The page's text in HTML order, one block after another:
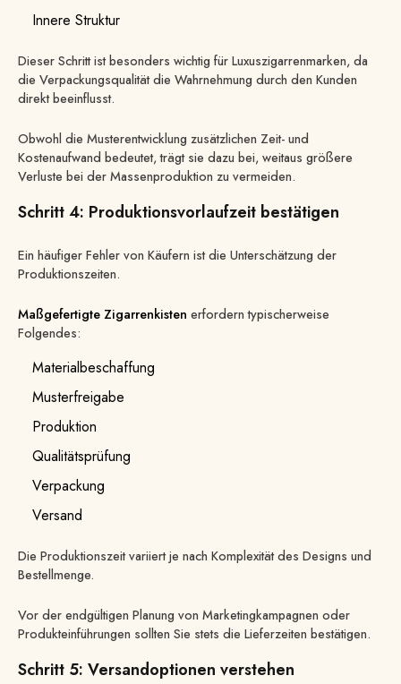
Innere Struktur
Dieser Schritt ist besonders wichtig für Luxuszigarrenmarken, da
die Verpackungsqualität die Wahrnehmung durch den Kunden
direkt beeinflusst.
Obwohl die Musterentwicklung zusätzlichen Zeit- und
Kostenaufwand bedeutet, trägt sie dazu bei, weitaus größere
Verluste bei der Massenproduktion zu vermeiden.
Schritt 4: Produktionsvorlaufzeit bestätigen
Ein häufiger Fehler von Käufern ist die Unterschätzung der
Produktionszeiten.
Maßgefertigte Zigarrenkisten erfordern typischerweise
Folgendes:
Materialbeschaffung
Musterfreigabe
Produktion
Qualitätsprüfung
Verpackung
Versand
Die Produktionszeit variiert je nach Komplexität des Designs und
Bestellmenge.
Vor der endgültigen Planung von Marketingkampagnen oder
Produkteinführungen sollten Sie stets die Lieferzeiten bestätigen.
Schritt 5: Versandoptionen verstehen